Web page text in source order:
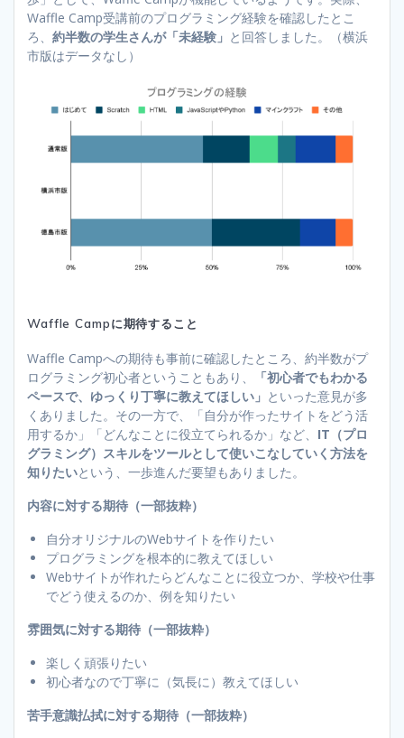
Waffle Camp受講前のプログラミング経験を確認したとこ
ろ、 約半数の学生さんが「未経験」 と回答しました。（横浜
市版はデータなし）
Waffle Campに期待すること
Waffle Campへの期待も事前に確認したところ、約半数がプ
ログラミング初心者ということもあり、
「初心者でもわかる
ペースで、ゆっくり丁寧に教えてほしい」 といった意見が多
くありました。その一方で、「自分が作ったサイトをどう活
用するか」「どんなことに役立てられるか」など、 IT（プロ
グラミング）スキルをツールとして使いこなしていく方法を
知りたいという、一歩進んだ要望もありました。
内容に対する期待（一部抜粋）
自分オリジナルのWebサイトを作りたい
プログラミングを根本的に教えてほしい
Webサイトが作れたらどんなことに役立つか、学校や仕事
でどう使えるのか、例を知りたい
雰囲気に対する期待（一部抜粋）
楽しく頑張りたい
初心者なので丁寧に（気長に）教えてほしい
苦手意識払拭に対する期待（一部抜粋）